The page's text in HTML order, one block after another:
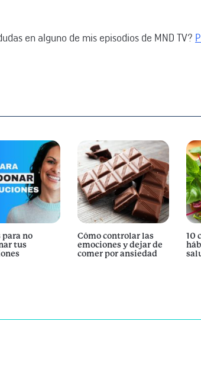
en alguno de mis episodios de MND TV?
para no
tus
Cómo controlar las
emociones y dejar de
comer por ansiedad
10